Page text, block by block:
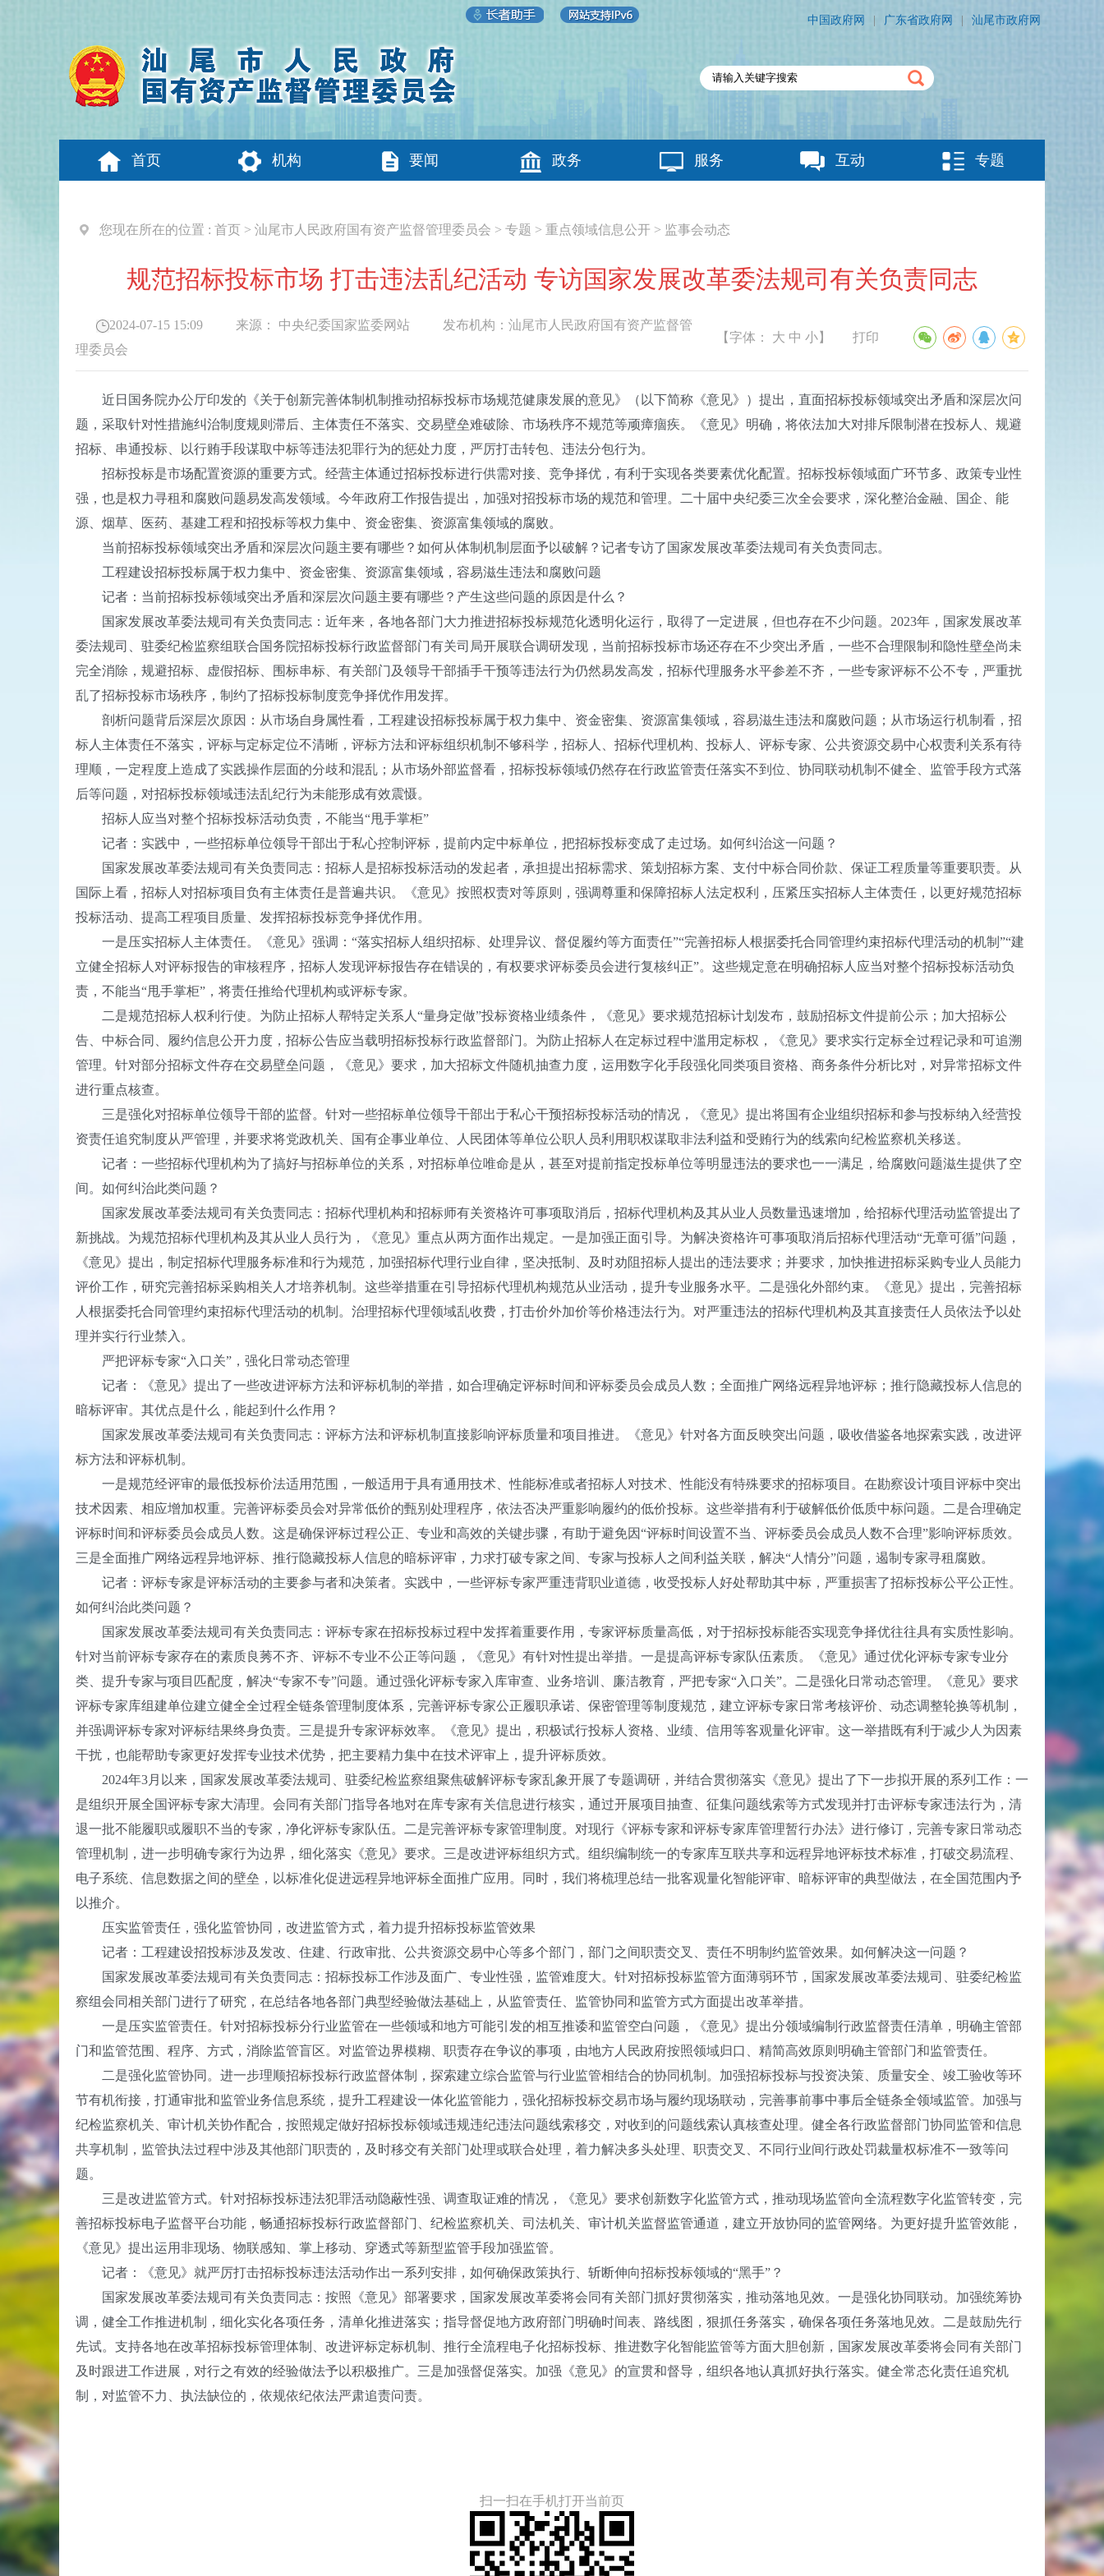
汕尾市政府网
广东省政府网
中国政府网
首页 机构 要闻 政务 服务 互动 专题
您现在所在的位置 : 首页 > 汕尾市人民政府国有资产监督管理委员会 > 专题 > 重点领域信息公开 > 监事会动态
规范招标投标市场 打击违法乱纪活动 专访国家发展改革委法规司有关负责同志
2024-07-15 15:09 来源： 中央纪委国家监委网站 发布机构： 汕尾市人民政府国有资产监督管
理委员会
【字体： 大 中 小】 打印
近日国务院办公厅印发的《关于创新完善体制机制推动招标投标市场规范健康发展的意见》（以下简称《意见》）提出，直面招标投标领域突出矛盾和深层次问
题，采取针对性措施纠治制度规则滞后、主体责任不落实、交易壁垒难破除、市场秩序不规范等顽瘴痼疾。《意见》明确，将依法加大对排斥限制潜在投标人、规避
招标、串通投标、以行贿手段谋取中标等违法犯罪行为的惩处力度，严厉打击转包、违法分包行为。
招标投标是市场配置资源的重要方式。经营主体通过招标投标进行供需对接、竞争择优，有利于实现各类要素优化配置。招标投标领域面广环节多、政策专业性
强，也是权力寻租和腐败问题易发高发领域。今年政府工作报告提出，加强对招投标市场的规范和管理。二十届中央纪委三次全会要求，深化整治金融、国企、能
源、烟草、医药、基建工程和招投标等权力集中、资金密集、资源富集领域的腐败。
当前招标投标领域突出矛盾和深层次问题主要有哪些？如何从体制机制层面予以破解？记者专访了国家发展改革委法规司有关负责同志。
工程建设招标投标属于权力集中、资金密集、资源富集领域，容易滋生违法和腐败问题
记者：当前招标投标领域突出矛盾和深层次问题主要有哪些？产生这些问题的原因是什么？
国家发展改革委法规司有关负责同志：近年来，各地各部门大力推进招标投标规范化透明化运行，取得了一定进展，但也存在不少问题。2023年，国家发展改革
委法规司、驻委纪检监察组联合国务院招标投标行政监督部门有关司局开展联合调研发现，当前招标投标市场还存在不少突出矛盾，一些不合理限制和隐性壁垒尚未
完全消除，规避招标、虚假招标、围标串标、有关部门及领导干部插手干预等违法行为仍然易发高发，招标代理服务水平参差不齐，一些专家评标不公不专，严重扰
乱了招标投标市场秩序，制约了招标投标制度竞争择优作用发挥。
剖析问题背后深层次原因：从市场自身属性看，工程建设招标投标属于权力集中、资金密集、资源富集领域，容易滋生违法和腐败问题；从市场运行机制看，招
标人主体责任不落实，评标与定标定位不清晰，评标方法和评标组织机制不够科学，招标人、招标代理机构、投标人、评标专家、公共资源交易中心权责利关系有待
理顺，一定程度上造成了实践操作层面的分歧和混乱；从市场外部监督看，招标投标领域仍然存在行政监管责任落实不到位、协同联动机制不健全、监管手段方式落
后等问题，对招标投标领域违法乱纪行为未能形成有效震慑。
招标人应当对整个招标投标活动负责，不能当“甩手掌柜”
记者：实践中，一些招标单位领导干部出于私心控制评标，提前内定中标单位，把招标投标变成了走过场。如何纠治这一问题？
国家发展改革委法规司有关负责同志：招标人是招标投标活动的发起者，承担提出招标需求、策划招标方案、支付中标合同价款、保证工程质量等重要职责。从
国际上看，招标人对招标项目负有主体责任是普遍共识。《意见》按照权责对等原则，强调尊重和保障招标人法定权利，压紧压实招标人主体责任，以更好规范招标
投标活动、提高工程项目质量、发挥招标投标竞争择优作用。
一是压实招标人主体责任。《意见》强调：“落实招标人组织招标、处理异议、督促履约等方面责任”“完善招标人根据委托合同管理约束招标代理活动的机制”“建
立健全招标人对评标报告的审核程序，招标人发现评标报告存在错误的，有权要求评标委员会进行复核纠正”。这些规定意在明确招标人应当对整个招标投标活动负
责，不能当“甩手掌柜”，将责任推给代理机构或评标专家。
二是规范招标人权利行使。为防止招标人帮特定关系人“量身定做”投标资格业绩条件，《意见》要求规范招标计划发布，鼓励招标文件提前公示；加大招标公
告、中标合同、履约信息公开力度，招标公告应当载明招标投标行政监督部门。为防止招标人在定标过程中滥用定标权，《意见》要求实行定标全过程记录和可追溯
管理。针对部分招标文件存在交易壁垒问题，《意见》要求，加大招标文件随机抽查力度，运用数字化手段强化同类项目资格、商务条件分析比对，对异常招标文件
进行重点核查。
三是强化对招标单位领导干部的监督。针对一些招标单位领导干部出于私心干预招标投标活动的情况，《意见》提出将国有企业组织招标和参与投标纳入经营投
资责任追究制度从严管理，并要求将党政机关、国有企事业单位、人民团体等单位公职人员利用职权谋取非法利益和受贿行为的线索向纪检监察机关移送。
记者：一些招标代理机构为了搞好与招标单位的关系，对招标单位唯命是从，甚至对提前指定投标单位等明显违法的要求也一一满足，给腐败问题滋生提供了空
间。如何纠治此类问题？
国家发展改革委法规司有关负责同志：招标代理机构和招标师有关资格许可事项取消后，招标代理机构及其从业人员数量迅速增加，给招标代理活动监管提出了
新挑战。为规范招标代理机构及其从业人员行为，《意见》重点从两方面作出规定。一是加强正面引导。为解决资格许可事项取消后招标代理活动“无章可循”问题，
《意见》提出，制定招标代理服务标准和行为规范，加强招标代理行业自律，坚决抵制、及时劝阻招标人提出的违法要求；并要求，加快推进招标采购专业人员能力
评价工作，研究完善招标采购相关人才培养机制。这些举措重在引导招标代理机构规范从业活动，提升专业服务水平。二是强化外部约束。《意见》提出，完善招标
人根据委托合同管理约束招标代理活动的机制。治理招标代理领域乱收费，打击价外加价等价格违法行为。对严重违法的招标代理机构及其直接责任人员依法予以处
理并实行行业禁入。
严把评标专家“入口关”，强化日常动态管理
记者：《意见》提出了一些改进评标方法和评标机制的举措，如合理确定评标时间和评标委员会成员人数；全面推广网络远程异地评标；推行隐藏投标人信息的
暗标评审。其优点是什么，能起到什么作用？
国家发展改革委法规司有关负责同志：评标方法和评标机制直接影响评标质量和项目推进。《意见》针对各方面反映突出问题，吸收借鉴各地探索实践，改进评
标方法和评标机制。
一是规范经评审的最低投标价法适用范围，一般适用于具有通用技术、性能标准或者招标人对技术、性能没有特殊要求的招标项目。在勘察设计项目评标中突出
技术因素、相应增加权重。完善评标委员会对异常低价的甄别处理程序，依法否决严重影响履约的低价投标。这些举措有利于破解低价低质中标问题。二是合理确定
评标时间和评标委员会成员人数。这是确保评标过程公正、专业和高效的关键步骤，有助于避免因“评标时间设置不当、评标委员会成员人数不合理”影响评标质效。
三是全面推广网络远程异地评标、推行隐藏投标人信息的暗标评审，力求打破专家之间、专家与投标人之间利益关联，解决“人情分”问题，遏制专家寻租腐败。
记者：评标专家是评标活动的主要参与者和决策者。实践中，一些评标专家严重违背职业道德，收受投标人好处帮助其中标，严重损害了招标投标公平公正性。
如何纠治此类问题？
国家发展改革委法规司有关负责同志：评标专家在招标投标过程中发挥着重要作用，专家评标质量高低，对于招标投标能否实现竞争择优往往具有实质性影响。
针对当前评标专家存在的素质良莠不齐、评标不专业不公正等问题，《意见》有针对性提出举措。一是提高评标专家队伍素质。《意见》通过优化评标专家专业分
类、提升专家与项目匹配度，解决“专家不专”问题。通过强化评标专家入库审查、业务培训、廉洁教育，严把专家“入口关”。二是强化日常动态管理。《意见》要求
评标专家库组建单位建立健全全过程全链条管理制度体系，完善评标专家公正履职承诺、保密管理等制度规范，建立评标专家日常考核评价、动态调整轮换等机制，
并强调评标专家对评标结果终身负责。三是提升专家评标效率。《意见》提出，积极试行投标人资格、业绩、信用等客观量化评审。这一举措既有利于减少人为因素
干扰，也能帮助专家更好发挥专业技术优势，把主要精力集中在技术评审上，提升评标质效。
2024年3月以来，国家发展改革委法规司、驻委纪检监察组聚焦破解评标专家乱象开展了专题调研，并结合贯彻落实《意见》提出了下一步拟开展的系列工作：一
是组织开展全国评标专家大清理。会同有关部门指导各地对在库专家有关信息进行核实，通过开展项目抽查、征集问题线索等方式发现并打击评标专家违法行为，清
退一批不能履职或履职不当的专家，净化评标专家队伍。二是完善评标专家管理制度。对现行《评标专家和评标专家库管理暂行办法》进行修订，完善专家日常动态
管理机制，进一步明确专家行为边界，细化落实《意见》要求。三是改进评标组织方式。组织编制统一的专家库互联共享和远程异地评标技术标准，打破交易流程、
电子系统、信息数据之间的壁垒，以标准化促进远程异地评标全面推广应用。同时，我们将梳理总结一批客观量化智能评审、暗标评审的典型做法，在全国范围内予
以推介。
压实监管责任，强化监管协同，改进监管方式，着力提升招标投标监管效果
记者：工程建设招投标涉及发改、住建、行政审批、公共资源交易中心等多个部门，部门之间职责交叉、责任不明制约监管效果。如何解决这一问题？
国家发展改革委法规司有关负责同志：招标投标工作涉及面广、专业性强，监管难度大。针对招标投标监管方面薄弱环节，国家发展改革委法规司、驻委纪检监
察组会同相关部门进行了研究，在总结各地各部门典型经验做法基础上，从监管责任、监管协同和监管方式方面提出改革举措。
一是压实监管责任。针对招标投标分行业监管在一些领域和地方可能引发的相互推诿和监管空白问题，《意见》提出分领域编制行政监督责任清单，明确主管部
门和监管范围、程序、方式，消除监管盲区。对监管边界模糊、职责存在争议的事项，由地方人民政府按照领域归口、精简高效原则明确主管部门和监管责任。
二是强化监管协同。进一步理顺招标投标行政监督体制，探索建立综合监管与行业监管相结合的协同机制。加强招标投标与投资决策、质量安全、竣工验收等环
节有机衔接，打通审批和监管业务信息系统，提升工程建设一体化监管能力，强化招标投标交易市场与履约现场联动，完善事前事中事后全链条全领域监管。加强与
纪检监察机关、审计机关协作配合，按照规定做好招标投标领域违规违纪违法问题线索移交，对收到的问题线索认真核查处理。健全各行政监督部门协同监管和信息
共享机制，监管执法过程中涉及其他部门职责的，及时移交有关部门处理或联合处理，着力解决多头处理、职责交叉、不同行业间行政处罚裁量权标准不一致等问
题。
三是改进监管方式。针对招标投标违法犯罪活动隐蔽性强、调查取证难的情况，《意见》要求创新数字化监管方式，推动现场监管向全流程数字化监管转变，完
善招标投标电子监督平台功能，畅通招标投标行政监督部门、纪检监察机关、司法机关、审计机关监督监管通道，建立开放协同的监管网络。为更好提升监管效能，
《意见》提出运用非现场、物联感知、掌上移动、穿透式等新型监管手段加强监管。
记者：《意见》就严厉打击招标投标违法活动作出一系列安排，如何确保政策执行、斩断伸向招标投标领域的“黑手”？
国家发展改革委法规司有关负责同志：按照《意见》部署要求，国家发展改革委将会同有关部门抓好贯彻落实，推动落地见效。一是强化协同联动。加强统筹协
调，健全工作推进机制，细化实化各项任务，清单化推进落实；指导督促地方政府部门明确时间表、路线图，狠抓任务落实，确保各项任务落地见效。二是鼓励先行
先试。支持各地在改革招标投标管理体制、改进评标定标机制、推行全流程电子化招标投标、推进数字化智能监管等方面大胆创新，国家发展改革委将会同有关部门
及时跟进工作进展，对行之有效的经验做法予以积极推广。三是加强督促落实。加强《意见》的宣贯和督导，组织各地认真抓好执行落实。健全常态化责任追究机
制，对监管不力、执法缺位的，依规依纪依法严肃追责问责。
扫一扫在手机打开当前页